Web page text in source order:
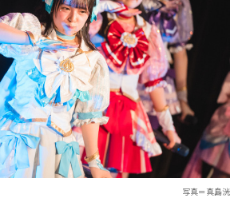
写真＝真島洸